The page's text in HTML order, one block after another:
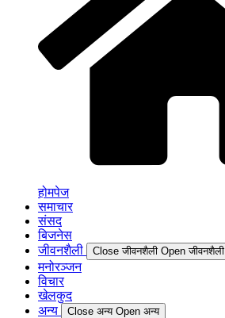
होमपेज
समाचार
संसद
बिजनेस
जीवनशैली
Close जीवनशैली Open जीवनशैली
मनोरञ्जन
विचार
खेलकुद
अन्य
Close अन्य Open अन्य